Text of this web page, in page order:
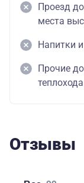
Проезд
места
Напитки
Прочие
теплохода
Отзывы